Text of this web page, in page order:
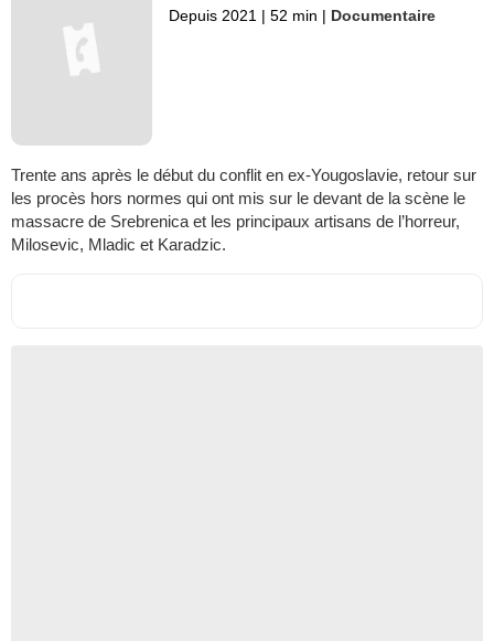
Depuis 2021 | 52 min | Documentaire
Trente ans après le début du conflit en ex-Yougoslavie, retour sur
les procès hors normes qui ont mis sur le devant de la scène le
massacre de Srebrenica et les principaux artisans de l’horreur,
Milosevic, Mladic et Karadzic.